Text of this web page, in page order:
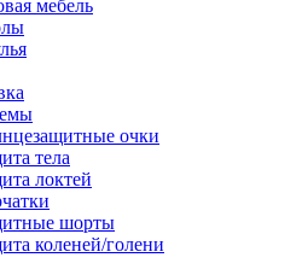
мебель
очки
тела
локтей
шорты
коленей/голени